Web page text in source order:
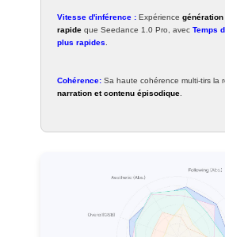
Vitesse d'inférence : Expériencegénération
rapide que Seedance 1.0 Pro, avecTemps
plus rapides.
Cohérence: Sa haute cohérence multi-tirs la
narration et contenu épisodique.